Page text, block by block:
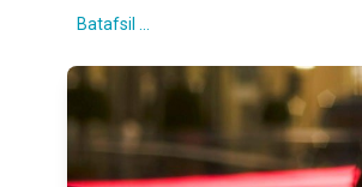
Batafsil ...